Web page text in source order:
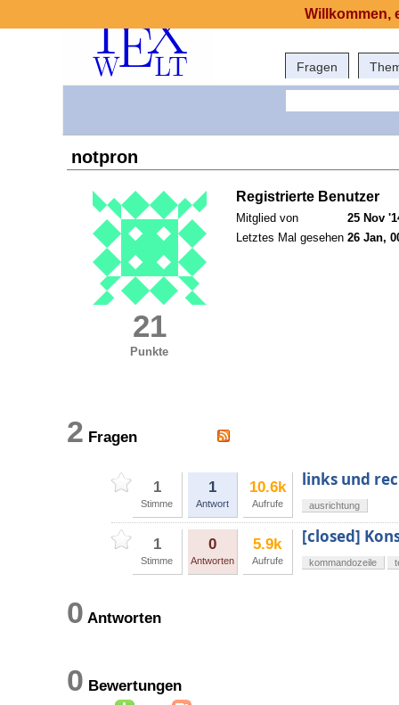
Fragen
notpron
21
Punkte
Registrierte Benutzer
Mitglied von
25 Nov
Letztes Mal gesehen 26 Jan,
2 Fragen
1
Stimme
1
Antwort
10.6k
Aufrufe
links und
ausrichtung
1
Stimme
0
Antworten
5.9k
Aufrufe
[closed]
kommandozeile
0 Antworten
0 Bewertungen
Willkommen,